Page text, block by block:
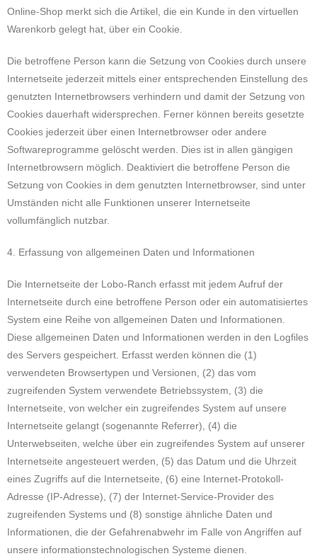
Online-Shop merkt sich die Artikel, die ein Kunde in den virtuellen
Warenkorb gelegt hat, über ein Cookie.
Die betroffene Person kann die Setzung von Cookies durch unsere
Internetseite jederzeit mittels einer entsprechenden Einstellung des
genutzten Internetbrowsers verhindern und damit der Setzung von
Cookies dauerhaft widersprechen. Ferner können bereits gesetzte
Cookies jederzeit über einen Internetbrowser oder andere
Softwareprogramme gelöscht werden. Dies ist in allen gängigen
Internetbrowsern möglich. Deaktiviert die betroffene Person die
Setzung von Cookies in dem genutzten Internetbrowser, sind unter
Umständen nicht alle Funktionen unserer Internetseite
vollumfänglich nutzbar.
4. Erfassung von allgemeinen Daten und Informationen
Die Internetseite der Lobo-Ranch erfasst mit jedem Aufruf der
Internetseite durch eine betroffene Person oder ein automatisiertes
System eine Reihe von allgemeinen Daten und Informationen.
Diese allgemeinen Daten und Informationen werden in den Logfiles
des Servers gespeichert. Erfasst werden können die (1)
verwendeten Browsertypen und Versionen, (2) das vom
zugreifenden System verwendete Betriebssystem, (3) die
Internetseite, von welcher ein zugreifendes System auf unsere
Internetseite gelangt (sogenannte Referrer), (4) die
Unterwebseiten, welche über ein zugreifendes System auf unserer
Internetseite angesteuert werden, (5) das Datum und die Uhrzeit
eines Zugriffs auf die Internetseite, (6) eine Internet-Protokoll-
Adresse (IP-Adresse), (7) der Internet-Service-Provider des
zugreifenden Systems und (8) sonstige ähnliche Daten und
Informationen, die der Gefahrenabwehr im Falle von Angriffen auf
unsere informationstechnologischen Systeme dienen.